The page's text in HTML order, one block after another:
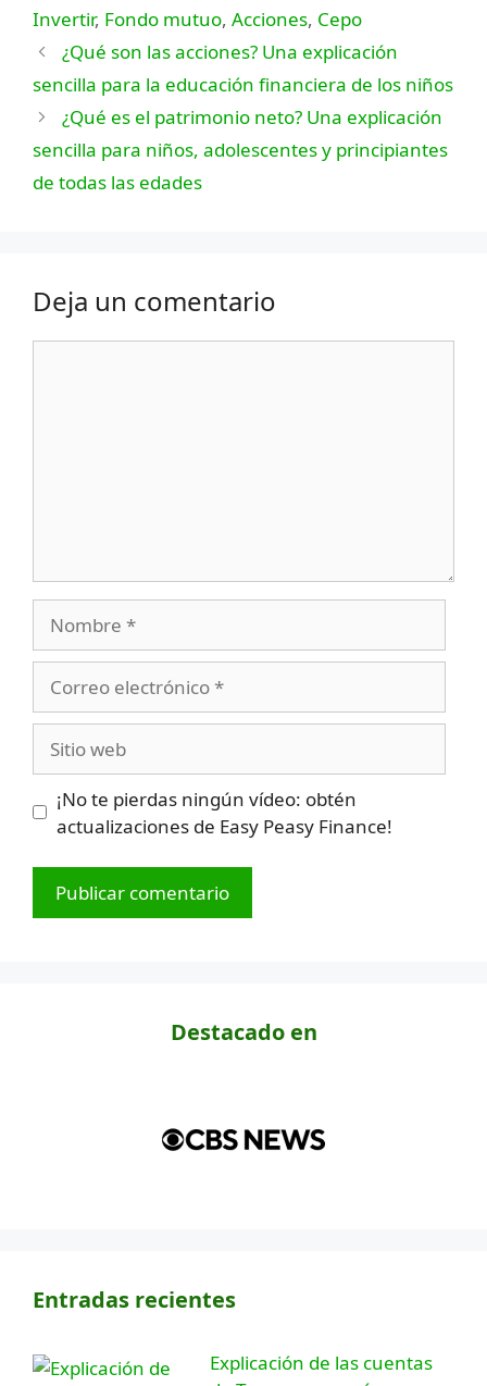
Invertir, Fondo mutuo, Acciones, Cepo
¿Qué son las acciones? Una explicación
sencilla para la educación financiera de los niños
¿Qué es el patrimonio neto? Una explicación
sencilla para niños, adolescentes y principiantes
de todas las edades
Deja un comentario
electrónico
web
¡No te pierdas ningún vídeo: obtén
actualizaciones de Easy Peasy Finance!
Destacado en
Entradas recientes
Explicación de las cuentas